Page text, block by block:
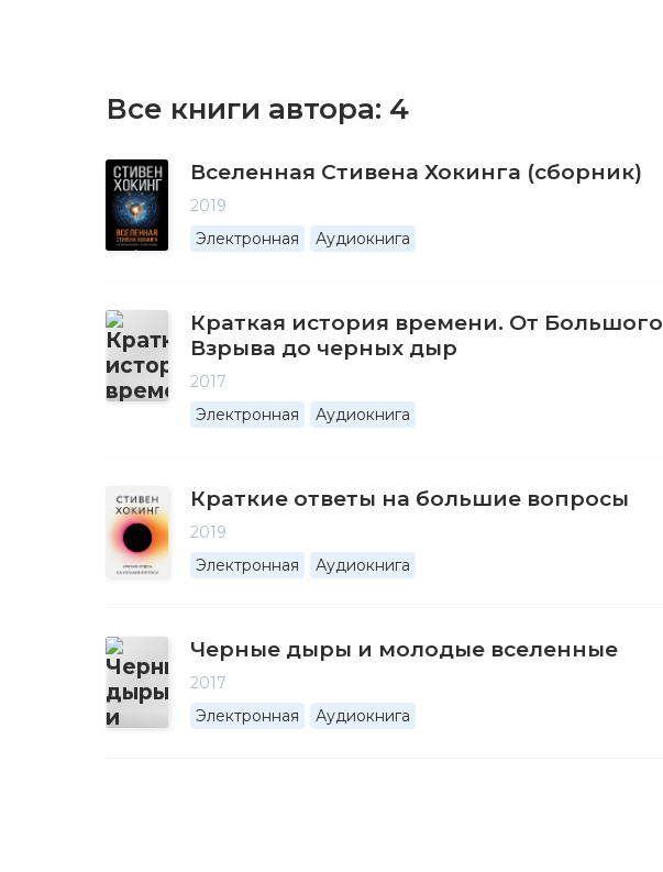
Все книги автора: 4
Вселенная Стивена Хокинга (сборник)
2019
Электронная
Аудиокнига
Краткая история времени. От Большого
Взрыва до черных дыр
2017
Электронная
Аудиокнига
Краткие ответы на большие вопросы
2019
Электронная
Аудиокнига
Черные дыры и молодые вселенные
2017
Электронная
Аудиокнига